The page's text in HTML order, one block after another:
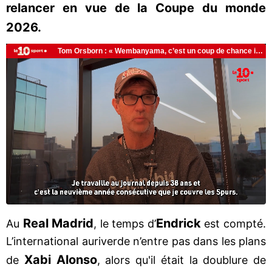
relancer en vue de la Coupe du monde
2026.
Au Real Madrid, le temps d’Endrick est compté.
L’international auriverde n’entre pas dans les plans
de Xabi Alonso, alors qu'il était la doublure de